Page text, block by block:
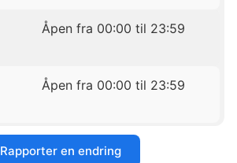
Åpen fra 00:00 til 23:59
Åpen fra 00:00 til 23:59
Rapporter en endring